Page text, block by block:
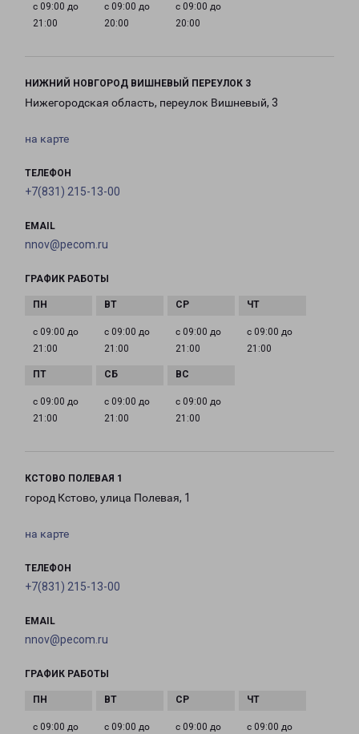
с 09:00 до
21:00
с 09:00 до
20:00
с 09:00 до
20:00
НИЖНИЙ НОВГОРОД ВИШНЕВЫЙ ПЕРЕУЛОК 3
Нижегородская область, переулок Вишневый, 3
на карте
ТЕЛЕФОН
+7(831) 215-13-00
EMAIL
nnov@pecom.ru
ГРАФИК РАБОТЫ
с 09:00 до
21:00
с 09:00 до
21:00
с 09:00 до
21:00
с 09:00 до
21:00
с 09:00 до
21:00
с 09:00 до
21:00
с 09:00 до
21:00
КСТОВО ПОЛЕВАЯ 1
город Кстово, улица Полевая, 1
на карте
ТЕЛЕФОН
+7(831) 215-13-00
EMAIL
nnov@pecom.ru
ГРАФИК РАБОТЫ
с 09:00 до
с 09:00 до
с 09:00 до
с 09:00 до